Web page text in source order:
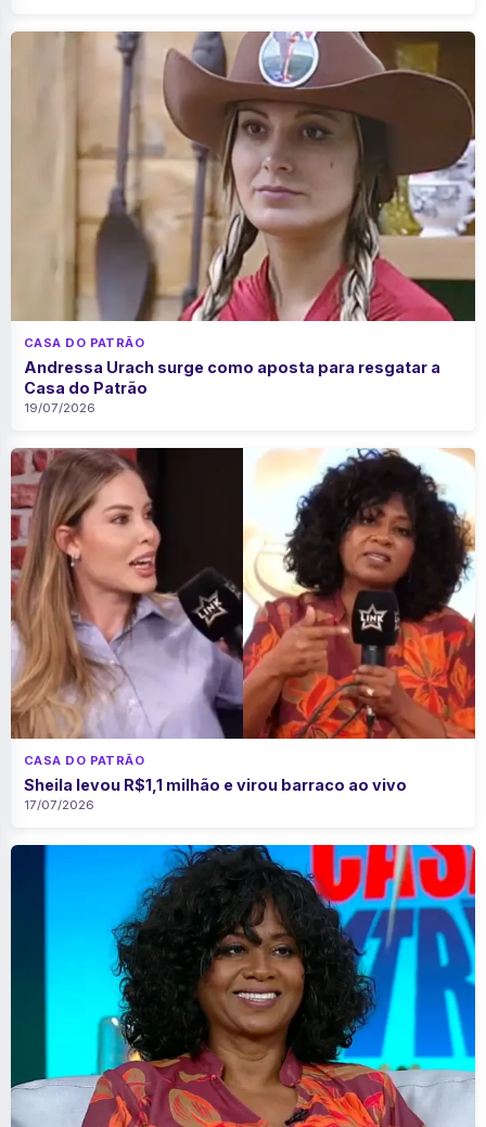
CASA DO PATRÃO
Andressa Urach surge como aposta para resgatar a
Casa do Patrão
19/07/2026
CASA DO PATRÃO
Sheila levou R$1,1 milhão e virou barraco ao vivo
17/07/2026